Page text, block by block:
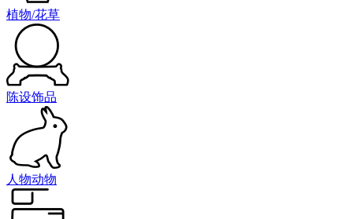
植物/花草
陈设饰品
人物动物